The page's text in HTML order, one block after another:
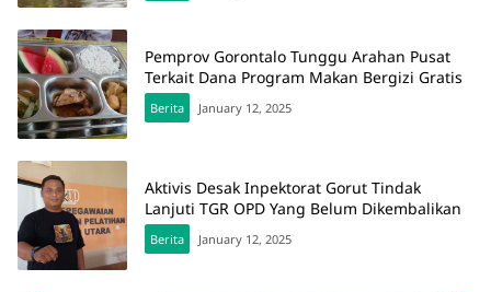
Pemprov Gorontalo Tunggu Arahan Pusat
Terkait Dana Program Makan Bergizi Gratis
Berita January 12, 2025
Aktivis Desak Inpektorat Gorut Tindak
Lanjuti TGR OPD Yang Belum Dikembalikan
Berita January 12, 2025